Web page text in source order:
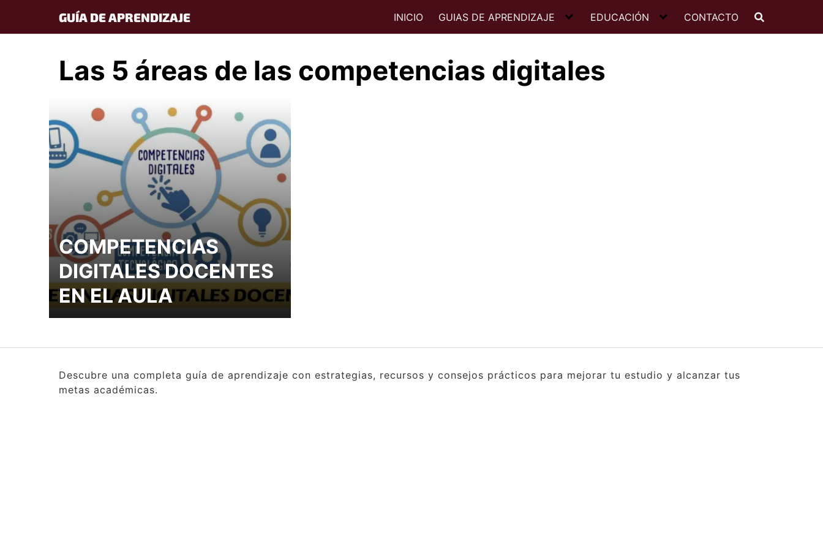
content
GUÍA DE APRENDIZAJE INICIO GUIAS DE APRENDIZAJE EDUCACIÓN CONTACTO
Las 5 áreas de las competencias digitales
COMPETENCIAS
DIGITALES DOCENTES
EN EL AULA
Descubre una completa guía de aprendizaje con estrategias, recursos y consejos prácticos para mejorar tu estudio y alcanzar tus
metas académicas.